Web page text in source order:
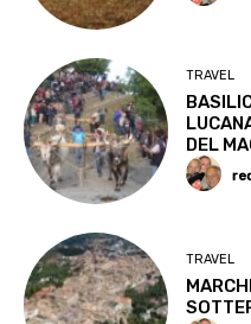
TRAVEL
DEL
TRAVEL